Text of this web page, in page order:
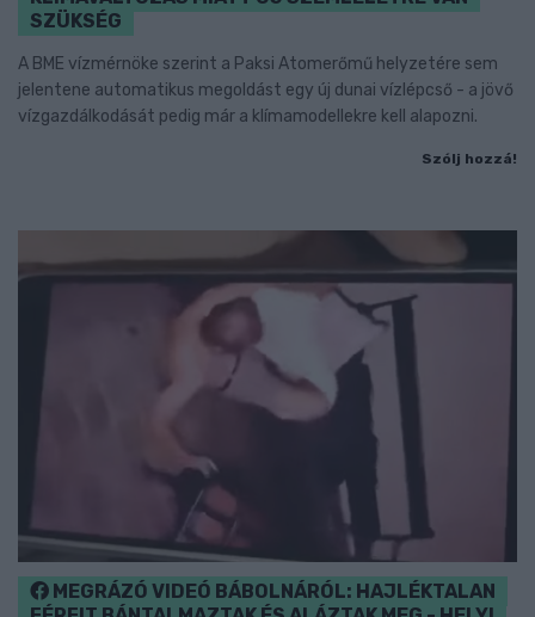
SZÜKSÉG
A BME vízmérnöke szerint a Paksi Atomerőmű helyzetére sem
jelentene automatikus megoldást egy új dunai vízlépcső - a jövő
vízgazdálkodását pedig már a klímamodellekre kell alapozni.
Szólj hozzá!
MEGRÁZÓ VIDEÓ BÁBOLNÁRÓL: HAJLÉKTALAN